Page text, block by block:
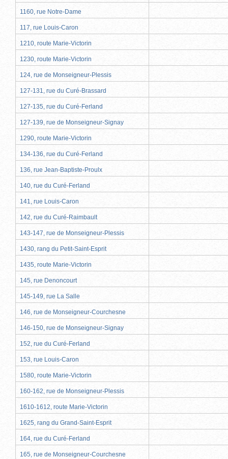
1160, rue Notre-Dame
117, rue Louis-Caron
1210, route Marie-Victorin
1230, route Marie-Victorin
124, rue de Monseigneur-Plessis
127-131, rue du Curé-Brassard
127-135, rue du Curé-Ferland
127-139, rue de Monseigneur-Signay
1290, route Marie-Victorin
134-136, rue du Curé-Ferland
136, rue Jean-Baptiste-Proulx
140, rue du Curé-Ferland
141, rue Louis-Caron
142, rue du Curé-Raimbault
143-147, rue de Monseigneur-Plessis
1430, rang du Petit-Saint-Esprit
1435, route Marie-Victorin
145, rue Denoncourt
145-149, rue La Salle
146, rue de Monseigneur-Courchesne
146-150, rue de Monseigneur-Signay
152, rue du Curé-Ferland
153, rue Louis-Caron
1580, route Marie-Victorin
160-162, rue de Monseigneur-Plessis
1610-1612, route Marie-Victorin
1625, rang du Grand-Saint-Esprit
164, rue du Curé-Ferland
165, rue de Monseigneur-Courchesne